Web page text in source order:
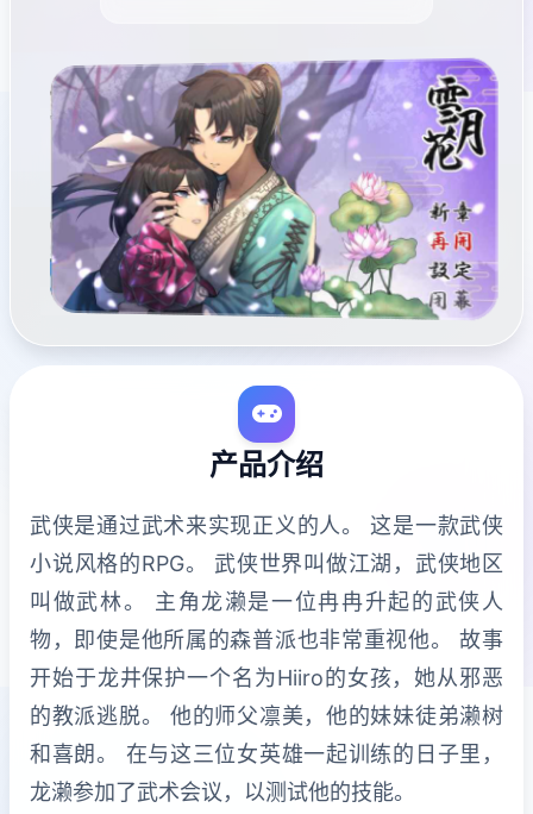
产品介绍
武侠是通过武术来实现正义的人。 这是一款武侠
小说风格的RPG。 武侠世界叫做江湖，武侠地区
叫做武林。 主角龙濑是一位冉冉升起的武侠人
物，即使是他所属的森普派也非常重视他。 故事
开始于龙井保护一个名为Hiiro的女孩，她从邪恶
的教派逃脱。 他的师父凛美，他的妹妹徒弟濑树
和喜朗。 在与这三位女英雄一起训练的日子里，
龙濑参加了武术会议，以测试他的技能。